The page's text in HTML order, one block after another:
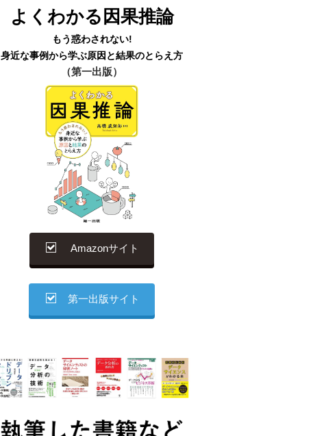
よくわかる因果推論
もう惑わされない!
身近な事例から学ぶ原因と結果のとらえ方
（第一出版）
Amazonサイト
第一出版サイト